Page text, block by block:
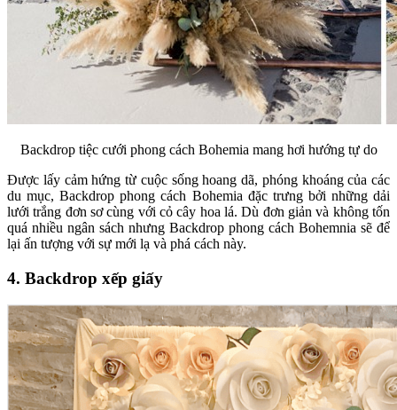
Backdrop tiệc cưới phong cách Bohemia mang hơi hướng tự do
Được lấy cảm hứng từ cuộc sống hoang dã, phóng khoáng của các
du mục, Backdrop phong cách Bohemia đặc trưng bởi những dải
lưới trắng đơn sơ cùng với cỏ cây hoa lá. Dù đơn giản và không tốn
quá nhiều ngân sách nhưng Backdrop phong cách Bohemnia sẽ để
lại ấn tượng với sự mới lạ và phá cách này.
4. Backdrop xếp giấy